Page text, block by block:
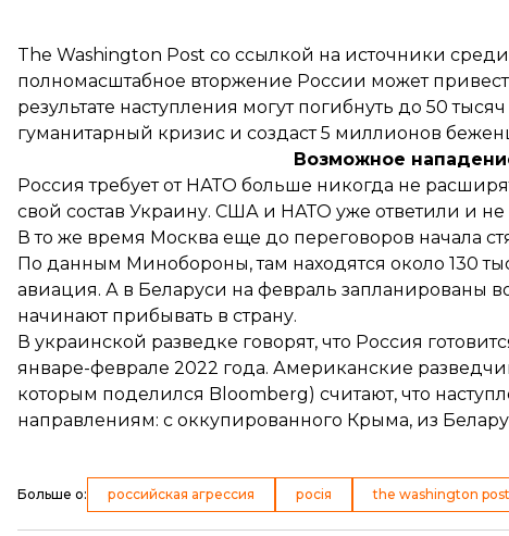
The Washington Post со ссылкой на источники
полномасштабное вторжение России может
результате наступления могут погибнуть до 50
гуманитарный кризис и создаст 5 миллионов
Возможное
Россия требует от НАТО больше никогда не
свой состав Украину. США и НАТО уже ответили и
В то же время Москва еще до переговоров начала
По данным Минобороны, там находятся около 130
авиация. А в Беларуси на февраль запланированы
начинают прибывать в страну.
В украинской разведке говорят, что Россия
январе-феврале 2022 года. Американские
которым поделился Bloomberg) считают, что
направлениям: с оккупированного Крыма, из
Больше о: российская агрессия росія the washington post